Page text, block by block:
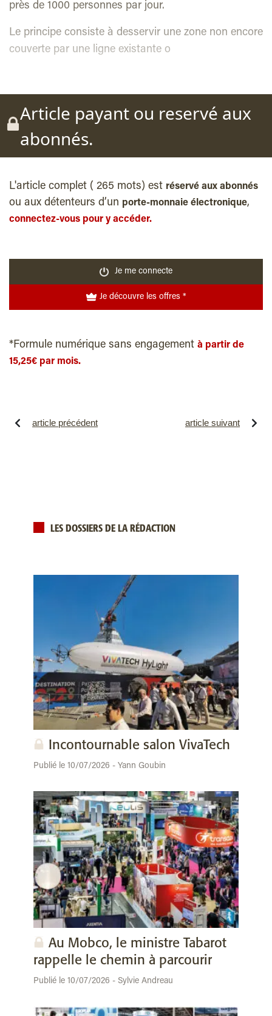
près de 1000 personnes par jour.
Le principe consiste à desservir une zone non encore
couverte par une ligne existante o
Article payant ou reservé aux
abonnés.
L'article complet ( 265 mots) est réservé aux abonnés
ou aux détenteurs d’un porte-monnaie électronique,
connectez-vous pour y accéder.
Je me connecte
Je découvre les offres *
*Formule numérique sans engagement à partir de
15,25€ par mois.
article précédent article suivant
LES DOSSIERS DE LA RÉDACTION
Incontournable salon VivaTech
Publié le 10/07/2026 - Yann Goubin
Au Mobco, le ministre Tabarot
rappelle le chemin à parcourir
Publié le 10/07/2026 - Sylvie Andreau